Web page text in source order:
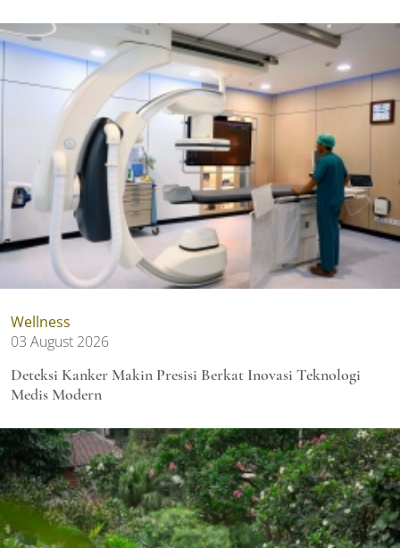
Wellness
03 August 2026
Deteksi Kanker Makin Presisi Berkat Inovasi Teknologi
Medis Modern